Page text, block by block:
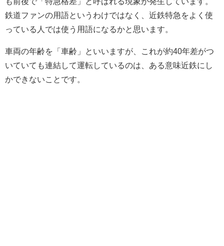
鉄道ファンの用語というわけではなく、近鉄特急をよく使
っている人では使う用語になるかと思います。
車両の年齢を「車齢」といいますが、これが約40年差がつ
いていても連結して運転しているのは、ある意味近鉄にし
かできないことです。